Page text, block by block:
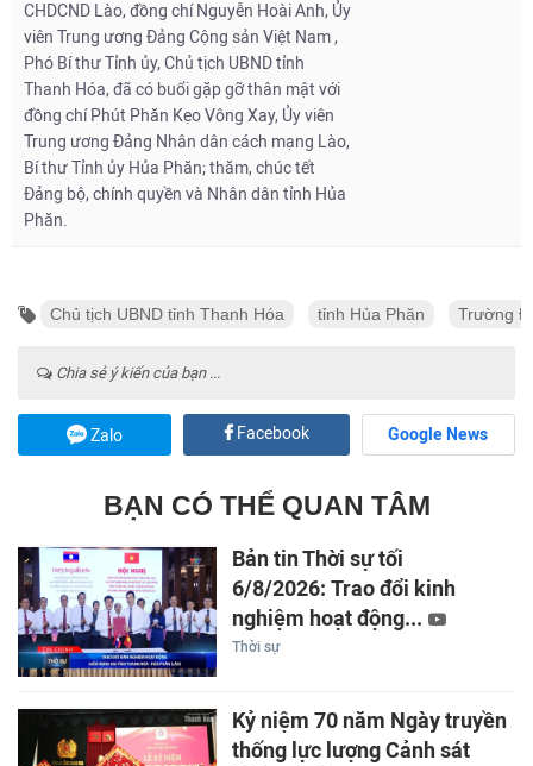
CHDCND Lào, đồng chí Nguyễn Hoài Anh, Ủy
viên Trung ương Đảng Cộng sản Việt Nam ,
Phó Bí thư Tỉnh ủy, Chủ tịch UBND tỉnh
Thanh Hóa, đã có buổi gặp gỡ thân mật với
đồng chí Phút Phăn Kẹo Vông Xay, Ủy viên
Trung ương Đảng Nhân dân cách mạng Lào,
Bí thư Tỉnh ủy Hủa Phăn; thăm, chúc tết
Đảng bộ, chính quyền và Nhân dân tỉnh Hủa
Phăn.
Chủ tịch UBND tỉnh Thanh Hóa tỉnh Hủa Phăn Trường
Chia sẻ ý kiến của bạn ...
Zalo Facebook Google News
BẠN CÓ THỂ QUAN TÂM
Bản tin Thời sự tối
6/8/2026: Trao đổi kinh
nghiệm hoạt động...
Thời sự
Kỷ niệm 70 năm Ngày truyền
thống lực lượng Cảnh sát